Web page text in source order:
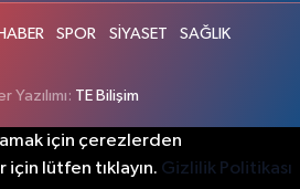
SPOR SİYASET SAĞLIK
Yazılımı: TE Bilişim
için çerezlerden
için lütfen tıklayın. Gizlilik Politikası